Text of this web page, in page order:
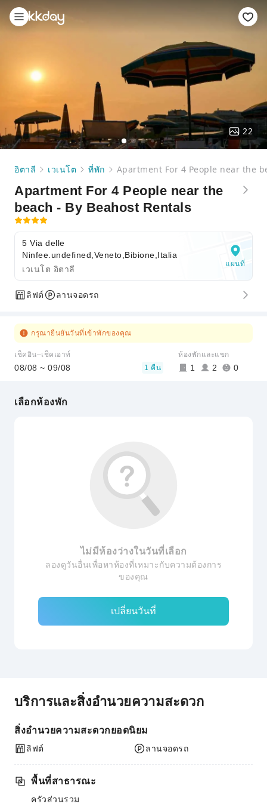
22
อิตาลี เวเนโต ที่พัก Apartment For 4 People near the
Apartment For 4 People near the
beach - By Beahost Rentals
5 Via delle
Ninfee.undefined,Veneto,Bibione,Italia
เวเนโต อิตาลี
แผนที่
ลิฟต์ ลานจอดรถ
กรุณายืนยันวันที่เข้าพักของคุณ
เช็คอิน–เช็คเอาท์
08/08 ~ 09/08 1 คืน
ห้องพักและแขก
1 2 0
เลือกห้องพัก
ไม่มีห้องว่างในวันที่เลือก
ลองดูวันอื่นเพื่อหาห้องที่เหมาะกับความต้องการ
ของคุณ
เปลี่ยนวันที่
บริการและสิ่งอำนวยความสะดวก
สิ่งอำนวยความสะดวกยอดนิยม
ลิฟต์ ลานจอดรถ
พื้นที่สาธารณะ
ครัวส่วนรวม